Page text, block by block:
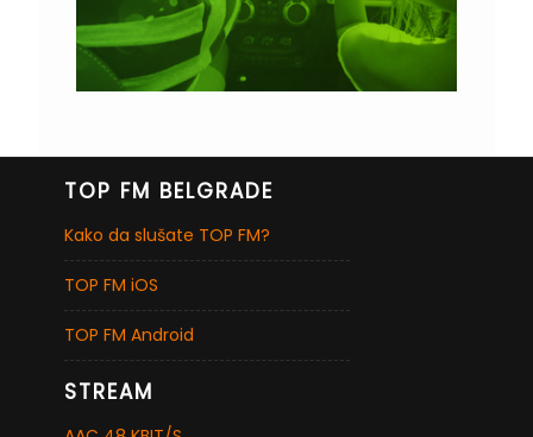
TOP FM BELGRADE
Kako da slušate TOP FM?
TOP FM iOS
TOP FM Android
STREAM